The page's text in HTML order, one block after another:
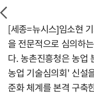
[세종=뉴시스]임소현
을 전문적으로 심의하
다. 농촌진흥청은 농업
농업 기술심의회' 신설
준화 체계를 본격 구축